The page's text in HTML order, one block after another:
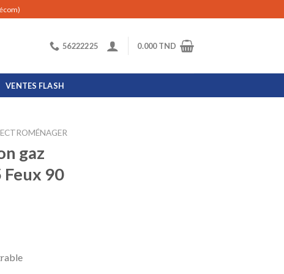
56222225 0.000TND
VENTES FLASH
gaz
Feux 90